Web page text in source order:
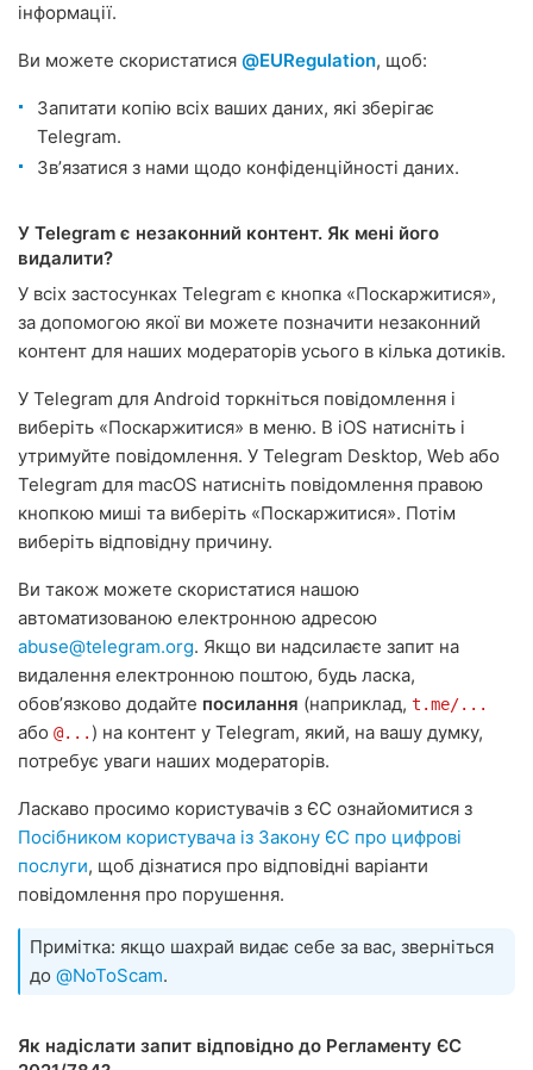
інформації.
Ви можете скористатися @EURegulation, щоб:
Запитати копію всіх ваших даних, які зберігає
Telegram.
Звʼязатися з нами щодо конфіденційності даних.
У Telegram є незаконний контент. Як мені його
видалити?
У всіх застосунках Telegram є кнопка «Поскаржитися»,
за допомогою якої ви можете позначити незаконний
контент для наших модераторів усього в кілька дотиків.
У Telegram для Android торкніться повідомлення і
виберіть «Поскаржитися» в меню. В iOS натисніть і
утримуйте повідомлення. У Telegram Desktop, Web або
Telegram для macOS натисніть повідомлення правою
кнопкою миші та виберіть «Поскаржитися». Потім
виберіть відповідну причину.
Ви також можете скористатися нашою
автоматизованою електронною адресою
abuse@telegram.org. Якщо ви надсилаєте запит на
видалення електронною поштою, будь ласка,
обовʼязково додайте посилання (наприклад, t.me/...
або @... ) на контент у Telegram, який, на вашу думку,
потребує уваги наших модераторів.
Ласкаво просимо користувачів з ЄС ознайомитися з
Посібником користувача із Закону ЄС про цифрові
послуги, щоб дізнатися про відповідні варіанти
повідомлення про порушення.
Примітка: якщо шахрай видає себе за вас, зверніться
до @NoToScam.
Як надіслати запит відповідно до Регламенту ЄС